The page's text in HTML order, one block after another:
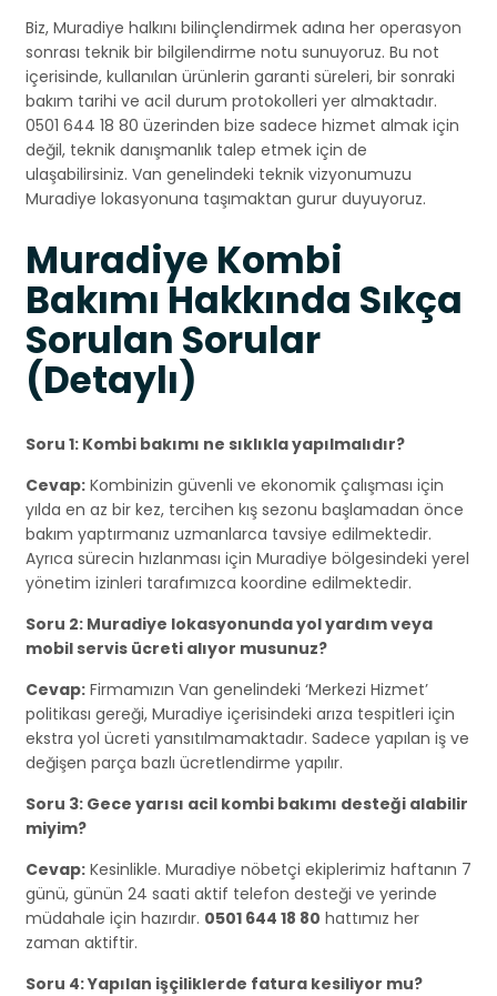
Biz, Muradiye halkını bilinçlendirmek adına her operasyon
sonrası teknik bir bilgilendirme notu sunuyoruz. Bu not
içerisinde, kullanılan ürünlerin garanti süreleri, bir sonraki
bakım tarihi ve acil durum protokolleri yer almaktadır.
0501 644 18 80 üzerinden bize sadece hizmet almak için
değil, teknik danışmanlık talep etmek için de
ulaşabilirsiniz. Van genelindeki teknik vizyonumuzu
Muradiye lokasyonuna taşımaktan gurur duyuyoruz.
Muradiye Kombi
Bakımı Hakkında Sıkça
Sorulan Sorular
(Detaylı)
Soru 1: Kombi bakımı ne sıklıkla yapılmalıdır?
Cevap: Kombinizin güvenli ve ekonomik çalışması için
yılda en az bir kez, tercihen kış sezonu başlamadan önce
bakım yaptırmanız uzmanlarca tavsiye edilmektedir.
Ayrıca sürecin hızlanması için Muradiye bölgesindeki yerel
yönetim izinleri tarafımızca koordine edilmektedir.
Soru 2: Muradiye lokasyonunda yol yardım veya
mobil servis ücreti alıyor musunuz?
Cevap: Firmamızın Van genelindeki ‘Merkezi Hizmet’
politikası gereği, Muradiye içerisindeki arıza tespitleri için
ekstra yol ücreti yansıtılmamaktadır. Sadece yapılan iş ve
değişen parça bazlı ücretlendirme yapılır.
Soru 3: Gece yarısı acil kombi bakımı desteği alabilir
miyim?
Cevap: Kesinlikle. Muradiye nöbetçi ekiplerimiz haftanın 7
günü, günün 24 saati aktif telefon desteği ve yerinde
müdahale için hazırdır. 0501 644 18 80 hattımız her
zaman aktiftir.
Soru 4: Yapılan işçiliklerde fatura kesiliyor mu?